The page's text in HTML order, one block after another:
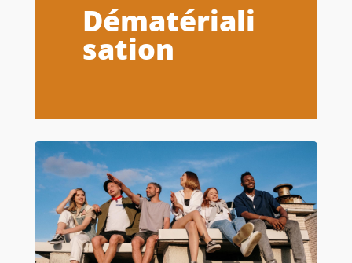
Dématériali
sation